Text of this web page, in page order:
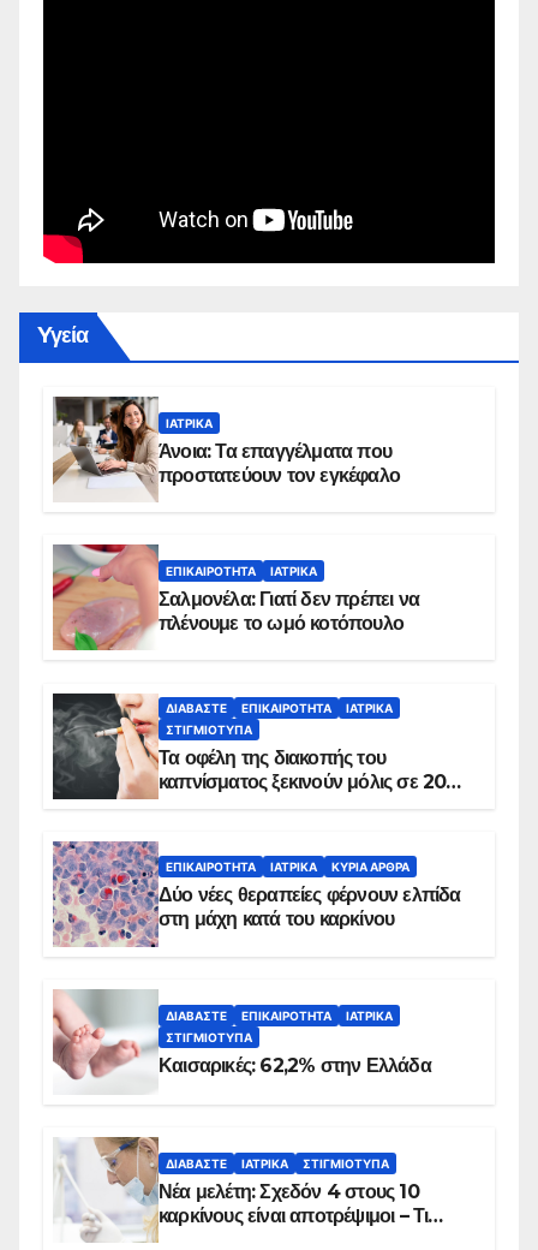
Yγεία
ΙΑΤΡΙΚΆ
Άνοια: Τα επαγγέλματα που
προστατεύουν τον εγκέφαλο
ΕΠΙΚΑΙΡΌΤΗΤΑ ΙΑΤΡΙΚΆ
Σαλμονέλα: Γιατί δεν πρέπει να
πλένουμε το ωμό κοτόπουλο
ΔΙΑΒΆΣΤΕ ΕΠΙΚΑΙΡΌΤΗΤΑ
ΙΑΤΡΙΚΆ
ΣΤΙΓΜΙΌΤΥΠΑ
Τα οφέλη της διακοπής του
καπνίσματος ξεκινούν μόλις σε 20
ΕΠΙΚΑΙΡΌΤΗΤΑ ΙΑΤΡΙΚΆ ΚΥΡΙΑ ΑΡΘΡΑ
Δύο νέες θεραπείες φέρνουν ελπίδα
στη μάχη κατά του καρκίνου
ΔΙΑΒΆΣΤΕ ΕΠΙΚΑΙΡΌΤΗΤΑ
ΙΑΤΡΙΚΆ
ΣΤΙΓΜΙΌΤΥΠΑ
Καισαρικές: 62,2% στην Ελλάδα
ΔΙΑΒΆΣΤΕ ΙΑΤΡΙΚΆ ΣΤΙΓΜΙΌΤΥΠΑ
Νέα μελέτη: Σχεδόν 4 στους 10
καρκίνους είναι αποτρέψιμοι – Τι